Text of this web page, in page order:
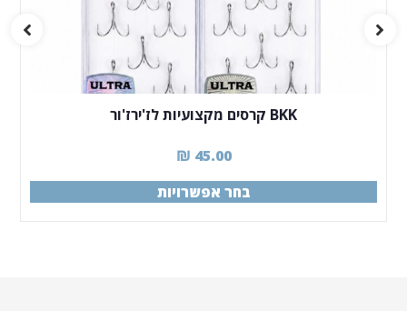
BKK קרסים מקצועיות לז'ירז'ור
45.00
₪
בחר אפשרויות